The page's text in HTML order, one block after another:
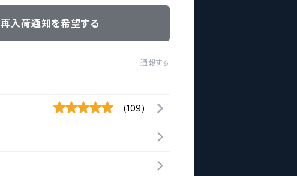
再入荷通知を希望する
通報する
(109)